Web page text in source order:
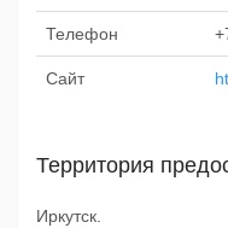
Телефон
Сайт
Территория
Иркутск.